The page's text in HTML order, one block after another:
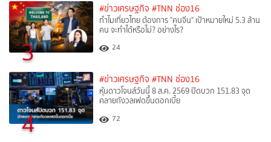
3
#ข่าวเศรษฐกิจ #TNN ช่อง16
ทำไมเที่ยวไทย ต้องการ "คนจีน" เป้าหมายใหม่ 5.3 ล้าน
คน จะทำได้หรือไม่? อย่างไร?
24
4
#ข่าวเศรษฐกิจ #TNN ช่อง16
หุ้นดาวโจนส์วันนี้ 8 ส.ค. 2569 ปิดบวก 151.83 จุด
คลายกังวลเฟดขึ้นดอกเบี้ย
72